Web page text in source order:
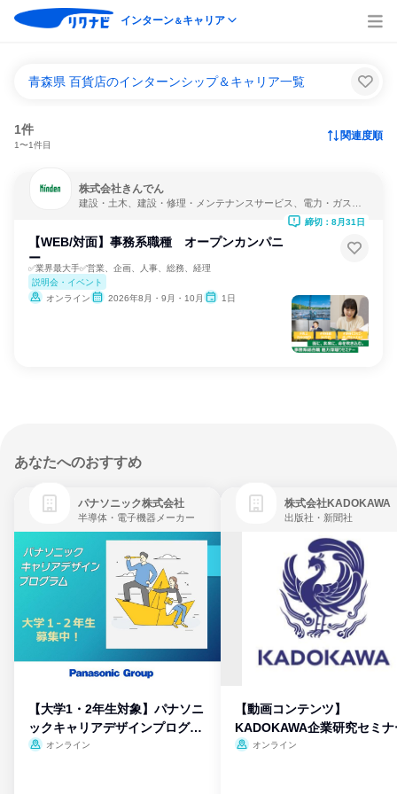
インターン＆キャリア
青森県 百貨店のインターンシップ＆キャリア一覧
1件
1〜1件目
関連度順
株式会社きんでん
建設・土木、建設・修理・メンテナンスサービス、電力・ガス・
【WEB/対面】事務系職種 オープンカンパニ
ー
✅業界最大手✅営業、企画、人事、総務、経理
説明会・イベント
オンライン
2026年8月・9月・10月 1日
締切：8月31日
あなたへのおすすめ
パナソニック株式会社
半導体・電子機器メーカー
【大学1・2年生対象】パナソニ
ックキャリアデザインプログラ
ム
オンライン
株式会社KADOKAWA
出版社・新聞社
【動画コンテンツ】
KADOKAWA企業研究セミナ
オンライン